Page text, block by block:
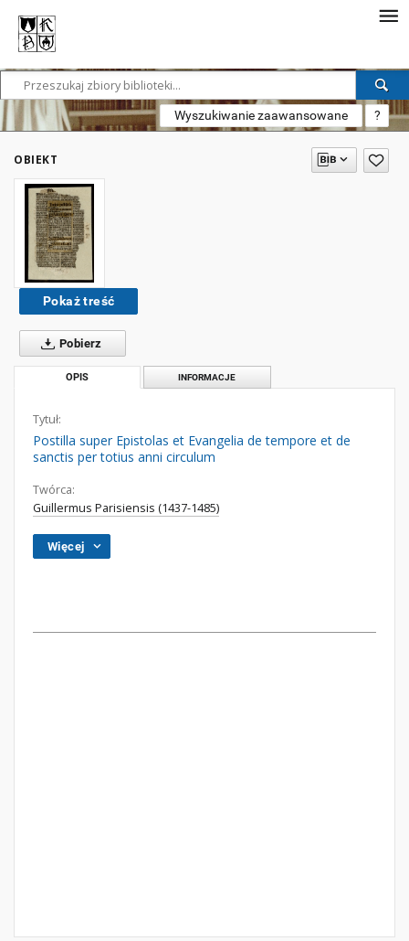
Wyszukiwanie zaawansowane ?
OBIEKT
Pokaż treść
Pobierz
OPIS INFORMACJE
Tytuł:
Postilla super Epistolas et Evangelia de tempore et de
sanctis per totius anni circulum
Twórca:
Guillermus Parisiensis (1437-1485)
Więcej